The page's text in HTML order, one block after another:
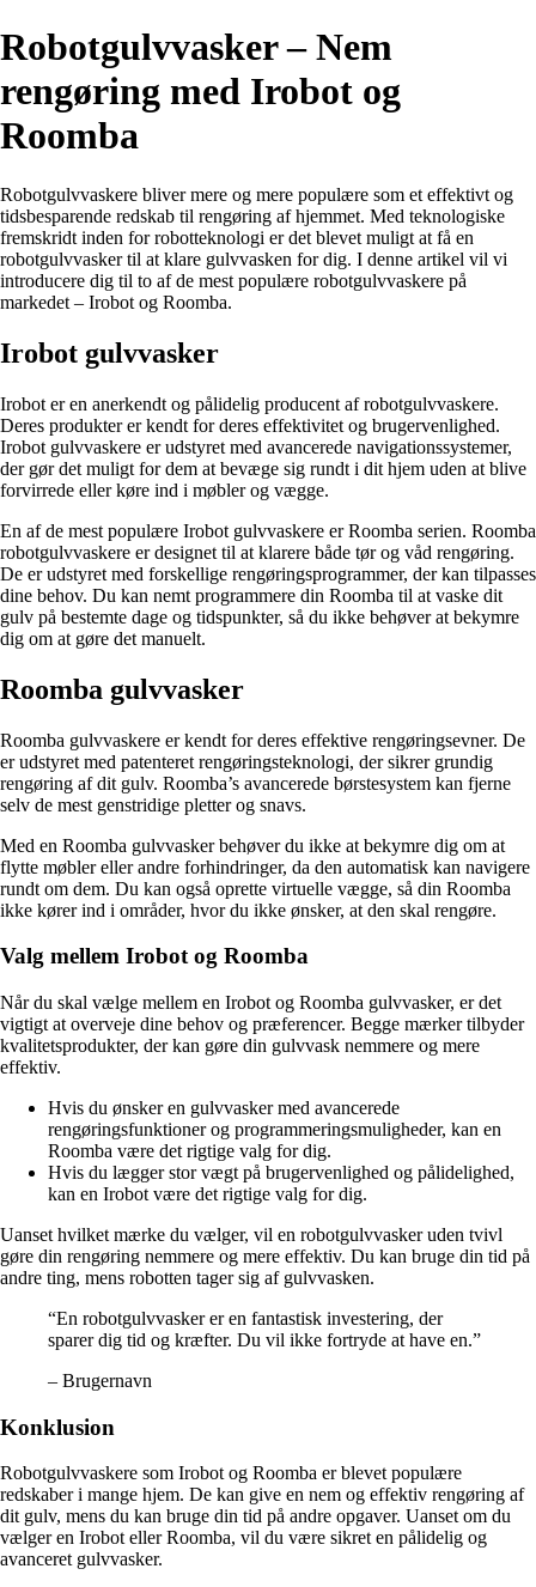
Robotgulvvasker – Nem
rengøring med Irobot og
Roomba
Robotgulvvaskere bliver mere og mere populære som et effektivt og
tidsbesparende redskab til rengøring af hjemmet. Med teknologiske
fremskridt inden for robotteknologi er det blevet muligt at få en
robotgulvvasker til at klare gulvvasken for dig. I denne artikel vil vi
introducere dig til to af de mest populære robotgulvvaskere på
markedet – Irobot og Roomba.
Irobot gulvvasker
Irobot er en anerkendt og pålidelig producent af robotgulvvaskere.
Deres produkter er kendt for deres effektivitet og brugervenlighed.
Irobot gulvvaskere er udstyret med avancerede navigationssystemer,
der gør det muligt for dem at bevæge sig rundt i dit hjem uden at blive
forvirrede eller køre ind i møbler og vægge.
En af de mest populære Irobot gulvvaskere er Roomba serien. Roomba
robotgulvvaskere er designet til at klarere både tør og våd rengøring.
De er udstyret med forskellige rengøringsprogrammer, der kan tilpasses
dine behov. Du kan nemt programmere din Roomba til at vaske dit
gulv på bestemte dage og tidspunkter, så du ikke behøver at bekymre
dig om at gøre det manuelt.
Roomba gulvvasker
Roomba gulvvaskere er kendt for deres effektive rengøringsevner. De
er udstyret med patenteret rengøringsteknologi, der sikrer grundig
rengøring af dit gulv. Roomba’s avancerede børstesystem kan fjerne
selv de mest genstridige pletter og snavs.
Med en Roomba gulvvasker behøver du ikke at bekymre dig om at
flytte møbler eller andre forhindringer, da den automatisk kan navigere
rundt om dem. Du kan også oprette virtuelle vægge, så din Roomba
ikke kører ind i områder, hvor du ikke ønsker, at den skal rengøre.
Valg mellem Irobot og Roomba
Når du skal vælge mellem en Irobot og Roomba gulvvasker, er det
vigtigt at overveje dine behov og præferencer. Begge mærker tilbyder
kvalitetsprodukter, der kan gøre din gulvvask nemmere og mere
effektiv.
Hvis du ønsker en gulvvasker med avancerede
rengøringsfunktioner og programmeringsmuligheder, kan en
Roomba være det rigtige valg for dig.
Hvis du lægger stor vægt på brugervenlighed og pålidelighed,
kan en Irobot være det rigtige valg for dig.
Uanset hvilket mærke du vælger, vil en robotgulvvasker uden tvivl
gøre din rengøring nemmere og mere effektiv. Du kan bruge din tid på
andre ting, mens robotten tager sig af gulvvasken.
“En robotgulvvasker er en fantastisk investering, der
sparer dig tid og kræfter. Du vil ikke fortryde at have en.”
– Brugernavn
Konklusion
Robotgulvvaskere som Irobot og Roomba er blevet populære
redskaber i mange hjem. De kan give en nem og effektiv rengøring af
dit gulv, mens du kan bruge din tid på andre opgaver. Uanset om du
vælger en Irobot eller Roomba, vil du være sikret en pålidelig og
avanceret gulvvasker.